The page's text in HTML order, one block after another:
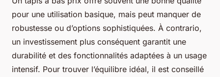
pour une utilisation basique, mais peut manquer de
robustesse ou d’options sophistiquées. À contrario,
un investissement plus conséquent garantit une
durabilité et des fonctionnalités adaptées à un usage
intensif. Pour trouver l’équilibre idéal, il est conseillé